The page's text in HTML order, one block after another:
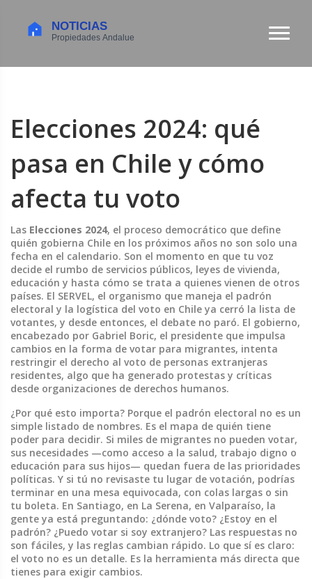
Elecciones 2024: qué
pasa en Chile y cómo
afecta tu voto
Las Elecciones 2024, el proceso democrático que define
quién gobierna Chile en los próximos años no son solo una
fecha en el calendario. Son el momento en que tu voz
decide el rumbo de servicios públicos, leyes de vivienda,
educación y hasta cómo se trata a quienes vienen de otros
países. El SERVEL, el organismo que maneja el padrón
electoral y la logística del voto en Chile ya cerró la lista de
votantes, y desde entonces, el debate no paró. El gobierno,
encabezado por Gabriel Boric, el presidente que impulsa
cambios en la forma de votar para migrantes, intenta
restringir el derecho al voto de personas extranjeras
residentes, algo que ha generado protestas y críticas
desde organizaciones de derechos humanos.
¿Por qué esto importa? Porque el padrón electoral no es un
simple listado de nombres. Es el mapa de quién tiene
poder para decidir. Si miles de migrantes no pueden votar,
sus necesidades —como acceso a la salud, trabajo digno o
educación para sus hijos— quedan fuera de las prioridades
políticas. Y si tú no revisaste tu lugar de votación, podrías
terminar en una mesa equivocada, con colas largas o sin
tu boleta. En Santiago, en La Serena, en Valparaíso, la
gente ya está preguntando: ¿dónde voto? ¿Estoy en el
padrón? ¿Puedo votar si soy extranjero? Las respuestas no
son fáciles, y las reglas cambian rápido. Lo que sí es claro:
el voto no es un detalle. Es la herramienta más directa que
tienes para exigir cambios.